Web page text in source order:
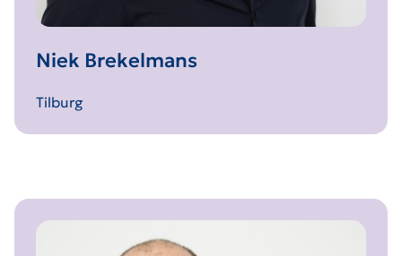
Niek Brekelmans
Tilburg